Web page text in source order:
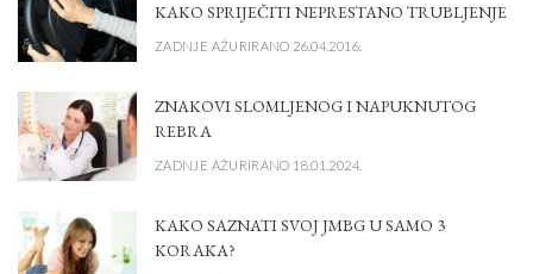
KAKO SPRIJEČITI NEPRESTANO TRUBLJENJE
ZADNJE AŽURIRANO 26.04.2016.
ZNAKOVI SLOMLJENOG I NAPUKNUTOG
REBRA
ZADNJE AŽURIRANO 18.01.2024.
KAKO SAZNATI SVOJ JMBG U SAMO 3
KORAKA?